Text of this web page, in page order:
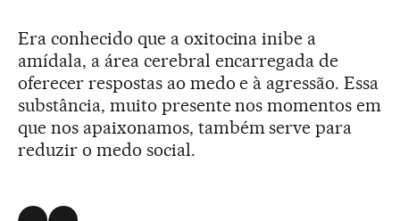
Era conhecido que a oxitocina inibe a
amídala, a área cerebral encarregada de
oferecer respostas ao medo e à agressão. Essa
substância, muito presente nos momentos em
que nos apaixonamos, também serve para
reduzir o medo social.